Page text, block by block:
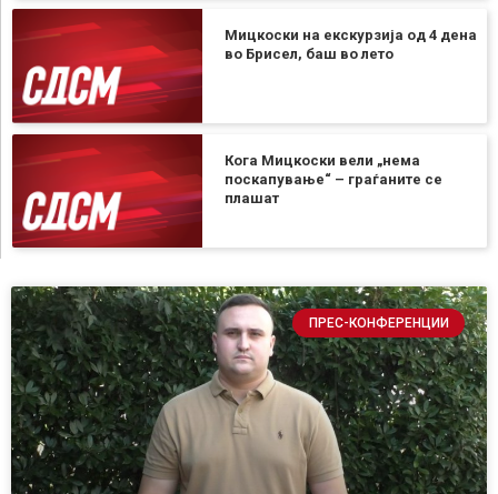
Мицкоски на екскурзија од 4 дена
во Брисел, баш во лето
Кога Мицкоски вели „нема
поскапување“ – граѓаните се
плашат
ПРЕС-КОНФЕРЕНЦИИ